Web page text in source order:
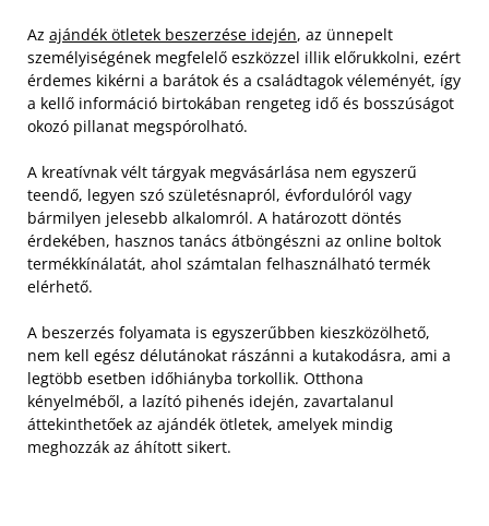
Az ajándék ötletek beszerzése idején, az ünnepelt
személyiségének megfelelő eszközzel illik előrukkolni, ezért
érdemes kikérni a barátok és a családtagok véleményét, így
a kellő információ birtokában rengeteg idő és bosszúságot
okozó pillanat megspórolható.
A kreatívnak vélt tárgyak megvásárlása nem egyszerű
teendő, legyen szó születésnapról, évfordulóról vagy
bármilyen jelesebb alkalomról. A határozott döntés
érdekében, hasznos tanács átböngészni az online boltok
termékkínálatát, ahol számtalan felhasználható termék
elérhető.
A beszerzés folyamata is egyszerűbben kieszközölhető,
nem kell egész délutánokat rászánni a kutakodásra, ami a
legtöbb esetben időhiányba torkollik. Otthona
kényelméből, a lazító pihenés idején, zavartalanul
áttekinthetőek az ajándék ötletek, amelyek mindig
meghozzák az áhított sikert.